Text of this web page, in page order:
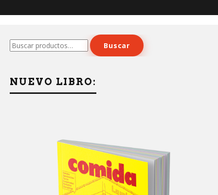
Buscar
por:
Buscar
NUEVO LIBRO: